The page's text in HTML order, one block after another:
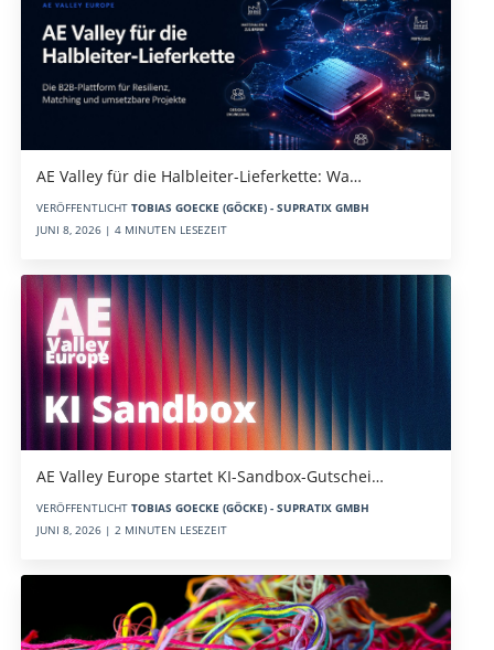
AE Valley für die Halbleiter-Lieferkette: Wa…
VERÖFFENTLICHT TOBIAS GOECKE (GÖCKE) - SUPRATIX GMBH
JUNI 8, 2026 | 4 MINUTEN LESEZEIT
AE Valley Europe startet KI-Sandbox-Gutschei…
VERÖFFENTLICHT TOBIAS GOECKE (GÖCKE) - SUPRATIX GMBH
JUNI 8, 2026 | 2 MINUTEN LESEZEIT